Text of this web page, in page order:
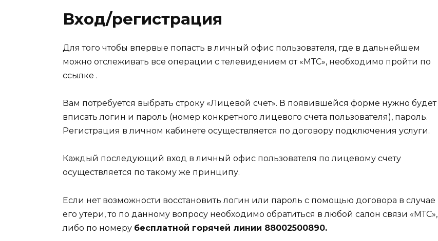
Вход/регистрация
Для того чтобы впервые попасть в личный офис пользователя, где в дальнейшем
можно отслеживать все операции с телевидением от «МТС», необходимо пройти по
ссылке .
Вам потребуется выбрать строку «Лицевой счет». В появившейся форме нужно будет
вписать логин и пароль (номер конкретного лицевого счета пользователя), пароль.
Регистрация в личном кабинете осуществляется по договору подключения услуги.
Каждый последующий вход в личный офис пользователя по лицевому счету
осуществляется по такому же принципу.
Если нет возможности восстановить логин или пароль с помощью договора в случае
его утери, то по данному вопросу необходимо обратиться в любой салон связи «МТС»,
либо по номеру бесплатной горячей линии 88002500890.